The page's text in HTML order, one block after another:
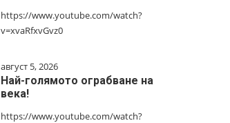
https://www.youtube.com/watch?
v=xvaRfxvGvz0
август 5, 2026
Най-голямото ограбване на
века!
https://www.youtube.com/watch?